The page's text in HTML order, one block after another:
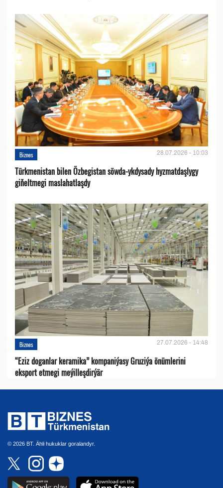
Biznes 28.07.2026 - 10:03
Türkmenistan bilen Özbegistan söwda-ykdysady hyzmatdaşlygy
giňeltmegi maslahatlaşdy
Biznes 27.07.2026 - 14:48
“Eziz doganlar keramika” kompaniýasy Gruziýa önümlerini
eksport etmegi meýilleşdirýär
© 2026 BT. Ähli hukuklar goralandyr.